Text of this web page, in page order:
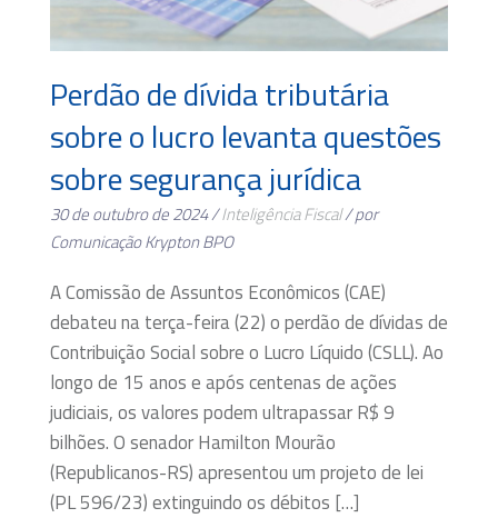
Perdão de dívida tributária
sobre o lucro levanta questões
sobre segurança jurídica
30 de outubro de 2024 /Inteligência Fiscal/ por
Comunicação Krypton BPO
A Comissão de Assuntos Econômicos (CAE)
debateu na terça-feira (22) o perdão de dívidas de
Contribuição Social sobre o Lucro Líquido (CSLL). Ao
longo de 15 anos e após centenas de ações
judiciais, os valores podem ultrapassar R$ 9
bilhões. O senador Hamilton Mourão
(Republicanos-RS) apresentou um projeto de lei
(PL 596/23) extinguindo os débitos […]